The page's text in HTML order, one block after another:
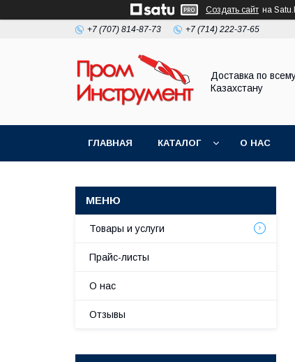
Создать сайт на
+7 (707) 814-87-73 +7 (714) 222-37-65
Доставка по
Казахстану
ГЛАВНАЯ КАТАЛОГ О НАС
Товары и услуги
Прайс-листы
О нас
Отзывы